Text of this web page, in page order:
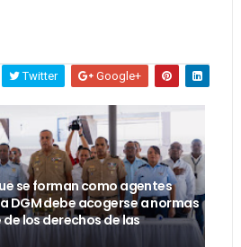
Twitter Google+
se forman como agentes
DGM debe acogerse a normas
los derechos de las